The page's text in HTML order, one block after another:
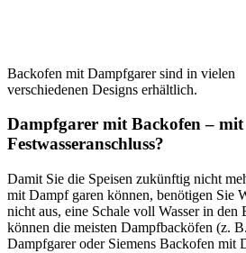
Backofen mit Dampfgarer sind in vielen
verschiedenen Designs erhältlich.
Dampfgarer mit Backofen – mit
Festwasseranschluss?
Damit Sie die Speisen zukünftig nicht
mit Dampf garen können, benötigen Sie
nicht aus, eine Schale voll Wasser in den
können die meisten Dampfbacköfen (z.
Dampfgarer oder Siemens Backofen mit